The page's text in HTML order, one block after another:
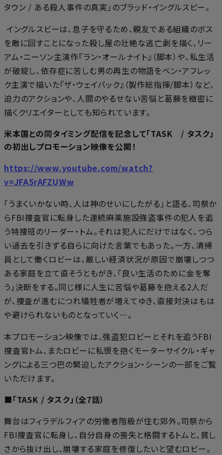
タウン / ある殺人事件の真実」のブラッド・イングルスビー。
イングルスビーは、息子を守るため、親友である組織のボス
を敵に回すことになった殺し屋の壮絶な逃亡劇を描く、リー
アム・ニーソン主演作『ラン・オールナイト』（脚本）や、私生活
が破綻し、依存症に苦しむ男の再生の物語をベン・アフレッ
ク主演で描いた『ザ・ウェイバック』（製作総指揮/脚本）など、
迫力のアクションや、人間のやるせない苦悩と葛藤を緻密に
描くクリエイターとしても知られています。
米本国との同タイミング配信を記念して「TASK / タスク」
の初出しプロモーション映像を公開！
https://www.youtube.com/watch?
v=JFA5rAFZUWw
「うまくいかない時、人は神のせいにしたがる」と語る、司祭か
らFBI捜査官に転身した連続麻薬施設強盗事件の犯人を追
う特捜班のリーダー・トム。それは犯人にだけではなく、つら
い過去を引きずる自らに向けた言葉でもあった。一方、清掃
員として働くロビーは、厳しい経済状況が原因で崩壊しつつ
ある家庭を立て直そうともがき、「良い生活のために金を奪
う」決断をする。同じ様に人生に苦悩や葛藤を抱える2人だ
が、捜査が進むにつれ犠牲者が増えてゆき、直接対決はもは
や避けられないものとなっていく…。
本プロモーション映像では、強盗犯ロビーとそれを追うFBI
捜査官トム、またロビーに私恨を抱くモーターサイクル・ギャ
ングによる三つ巴の緊迫したアクション・シーンの一部をご覧
いただけます。
■「TASK / タスク」（全7話）
舞台はフィラデルフィアの労働者階級が住む郊外。司祭から
FBI捜査官に転身し、自分自身の喪失と格闘するトムと、貧し
さから抜け出し、崩壊する家庭を修復したいと望むロビー。